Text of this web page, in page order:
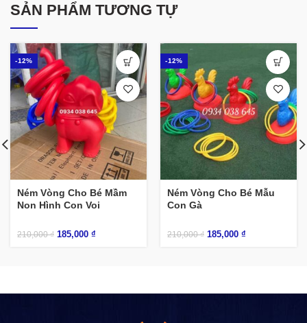
SẢN PHẨM TƯƠNG TỰ
-12%
Ném Vòng Cho Bé Mầm
Non Hình Con Voi
210,000₫ 185,000 ₫
-12%
Ném Vòng Cho Bé Mẫu
Con Gà
210,000₫ 185,000 ₫